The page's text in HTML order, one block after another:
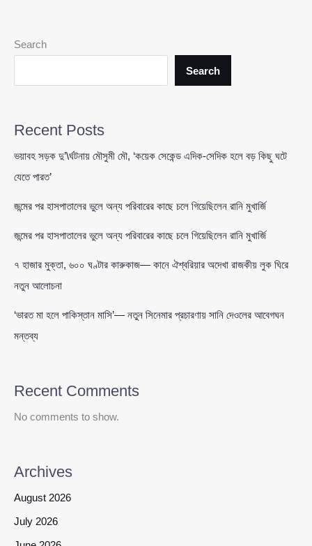
আশা
Search
Search
Recent Posts
ভয়াবহ সড়ক দু’\র্ঘটনায় মৌসুমী মৌ, ‘কয়েক সেকেন্ড এদিক-সেদিক হলে বড় কিছু ঘটে
যেতে পারত’
জন্মের পর হাসপাতালের ভুলে অন্য পরিবারের কাছে চলে গিয়েছিলেন রানি মুখার্জি
জন্মের পর হাসপাতালের ভুলে অন্য পরিবারের কাছে চলে গিয়েছিলেন রানি মুখার্জি
৭ হাজার মুক্তা, ৬০০ ঘণ্টার কারুকাজ— কানে ঐশ্বরিয়ার অদেখা রাজকীয় লুক ঘিরে
নতুন আলোচনা
‘ভারত মা হলে পাকিস্তান মাসি’— নতুন সিনেমার প্রচারণায় সানি দেওলের আবেগঘন
মন্তব্য
Recent Comments
No comments to show.
Archives
August 2026
July 2026